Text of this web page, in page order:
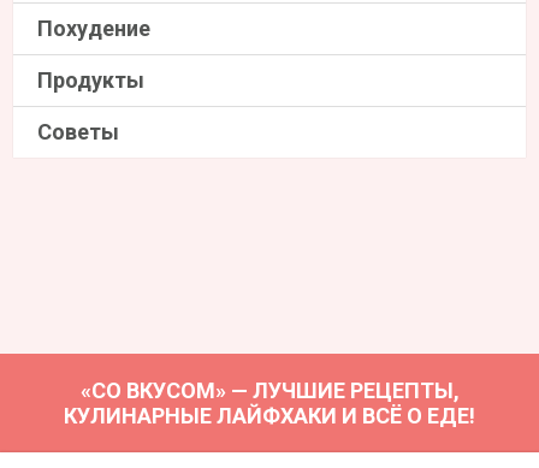
Похудение
Продукты
Советы
«СО ВКУСОМ» — ЛУЧШИЕ РЕЦЕПТЫ,
КУЛИНАРНЫЕ ЛАЙФХАКИ И ВСЁ О ЕДЕ!